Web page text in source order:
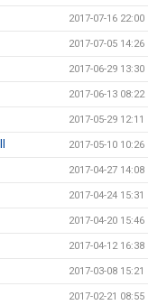
2017-07-16 22:00
2017-07-05 14:26
2017-06-29 13:30
2017-06-13 08:22
2017-05-29 12:11
2017-05-10 10:26
2017-04-27 14:08
2017-04-24 15:31
2017-04-20 15:46
2017-04-12 16:38
2017-03-08 15:21
2017-02-21 08:55